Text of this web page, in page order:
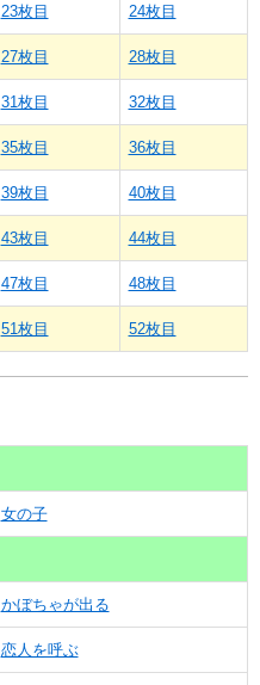
23枚目 24枚目
27枚目 28枚目
31枚目 32枚目
35枚目 36枚目
39枚目 40枚目
43枚目 44枚目
47枚目 48枚目
51枚目 52枚目
女の子
かぼちゃが出る
恋人を呼ぶ